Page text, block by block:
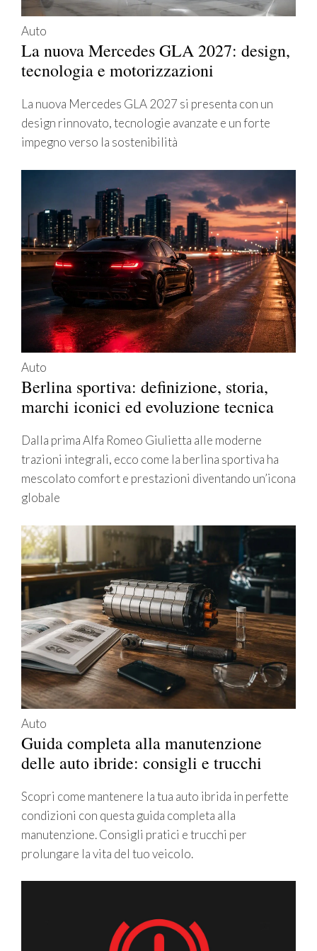
Auto
La nuova Mercedes GLA 2027: design,
tecnologia e motorizzazioni
La nuova Mercedes GLA 2027 si presenta con un
design rinnovato, tecnologie avanzate e un forte
impegno verso la sostenibilità
Auto
Berlina sportiva: definizione, storia,
marchi iconici ed evoluzione tecnica
Dalla prima Alfa Romeo Giulietta alle moderne
trazioni integrali, ecco come la berlina sportiva ha
mescolato comfort e prestazioni diventando un’icona
globale
Auto
Guida completa alla manutenzione
delle auto ibride: consigli e trucchi
Scopri come mantenere la tua auto ibrida in perfette
condizioni con questa guida completa alla
manutenzione. Consigli pratici e trucchi per
prolungare la vita del tuo veicolo.